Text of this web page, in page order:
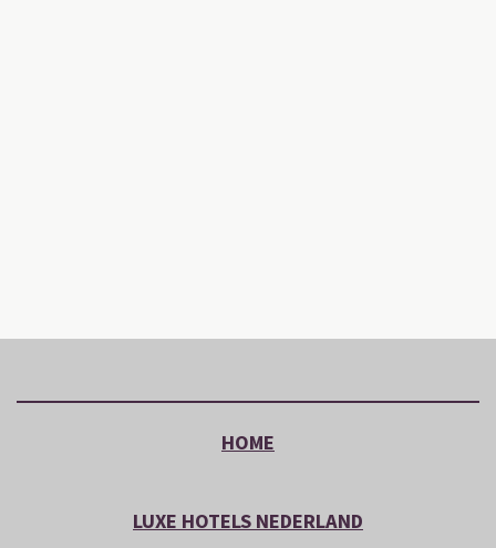
HOME
LUXE HOTELS NEDERLAND